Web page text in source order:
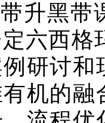
带升黑
六西
研讨
机的